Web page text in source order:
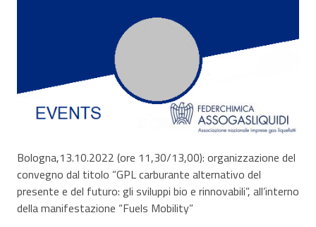
Bologna,13.10.2022 (ore 11,30/13,00): organizzazione del
convegno dal titolo “GPL carburante alternativo del
presente e del futuro: gli sviluppi bio e rinnovabili”, all’interno
della manifestazione “Fuels Mobility”